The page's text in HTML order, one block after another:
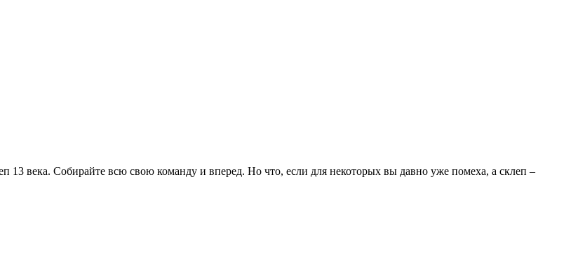
века. Собирайте всю свою команду и вперед. Но что, если для некоторых вы давно уже помеха, а склеп –